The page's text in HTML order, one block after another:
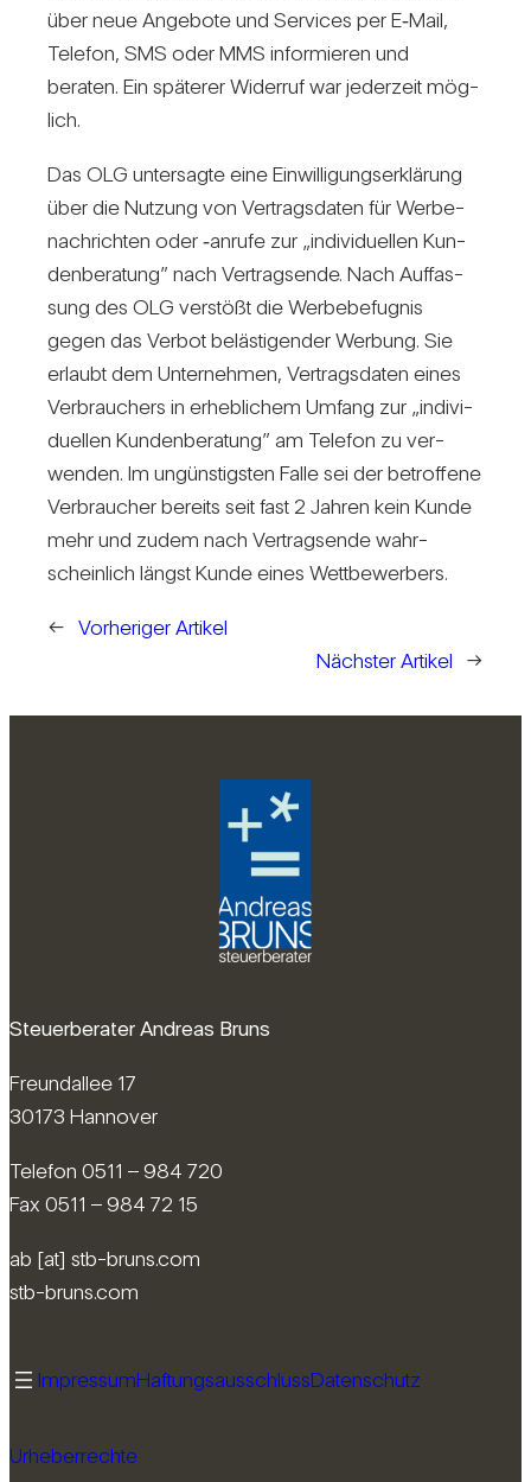
über neue Ange­bote und Ser­vices per E‑Mail,
Telefon, SMS oder MMS infor­mieren und
beraten. Ein spä­terer Widerruf war jeder­zeit mög­
lich.
Das OLG unter­sagte eine Ein­wil­li­gungs­er­klä­rung
über die Nut­zung von Ver­trags­daten für Wer­be­
nach­richten oder ‑anrufe zur „indi­vi­du­ellen Kun­
den­be­ra­tung” nach Ver­trags­ende. Nach Auf­fas­
sung des OLG ver­stößt die Wer­be­be­fugnis
gegen das Verbot beläs­ti­gender Wer­bung. Sie
erlaubt dem Unter­nehmen, Ver­trags­daten eines
Ver­brau­chers in erheb­li­chem Umfang zur „indi­vi­
du­ellen Kun­den­be­ra­tung” am Telefon zu ver­
wenden. Im ungüns­tigsten Falle sei der betrof­fene
Ver­brau­cher bereits seit fast 2 Jahren kein Kunde
mehr und zudem nach Ver­trags­ende wahr­
schein­lich längst Kunde eines Wett­be­wer­bers.
← Vorheriger Artikel
Nächster Artikel
→
Steuerberater Andreas Bruns
Freundallee 17
30173 Hannover
Telefon 0511 – 984 720
Fax 0511 – 984 72 15
ab [at] stb-bruns.com
stb-bruns.com
ImpressumHaftungsausschlussDatenschutz
Urheberrechte